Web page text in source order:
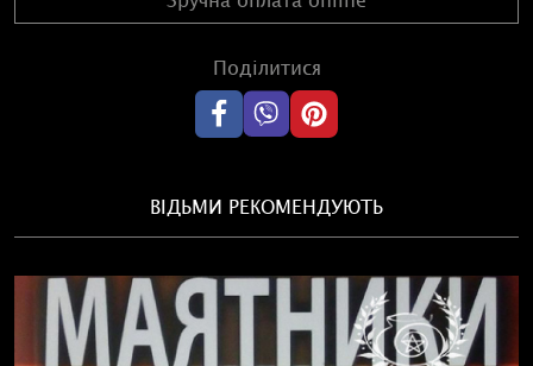
Поділитися
ВІДЬМИ РЕКОМЕНДУЮТЬ